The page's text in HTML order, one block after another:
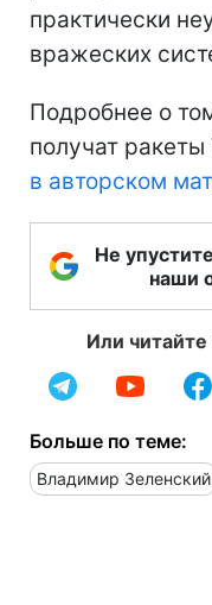
практически
вражеских
Подробнее о
получат
в авторском
Не
наши
Или читайте
Больше по теме:
Владимир Зеленский